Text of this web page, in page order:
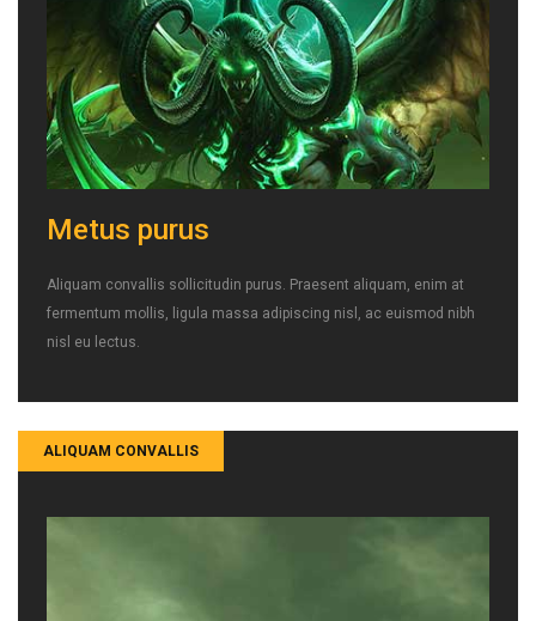
Metus purus
Aliquam convallis sollicitudin purus. Praesent aliquam, enim at
fermentum mollis, ligula massa adipiscing nisl, ac euismod nibh
nisl eu lectus.
ALIQUAM CONVALLIS